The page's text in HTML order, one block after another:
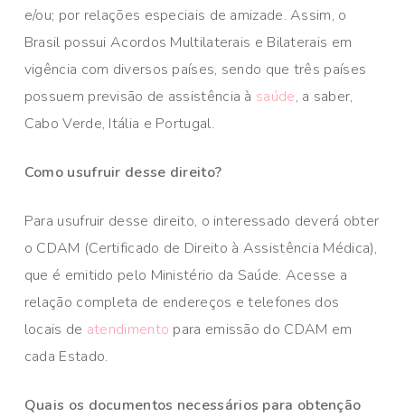
e/ou; por relações especiais de amizade. Assim, o
Brasil possui Acordos Multilaterais e Bilaterais em
vigência com diversos países, sendo que três países
possuem previsão de assistência à saúde, a saber,
Cabo Verde, Itália e Portugal.
Como usufruir desse direito?
Para usufruir desse direito, o interessado deverá obter
o CDAM (Certificado de Direito à Assistência Médica),
que é emitido pelo Ministério da Saúde. Acesse a
relação completa de endereços e telefones dos
locais de atendimento para emissão do CDAM em
cada Estado.
Quais os documentos necessários para obtenção